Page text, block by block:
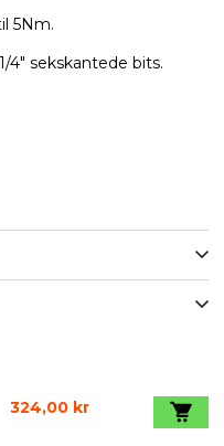
5Nm.
sekskantede bits.
324,00 kr